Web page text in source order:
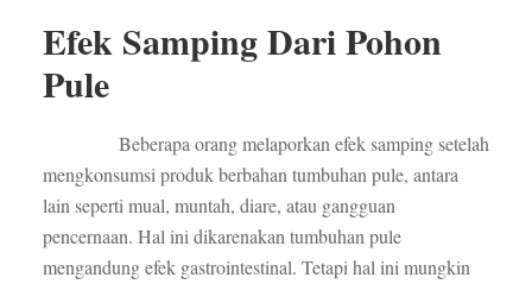
Efek Samping Dari Pohon
Pule
Beberapa orang melaporkan efek samping setelah
mengkonsumsi produk berbahan tumbuhan pule, antara
lain seperti mual, muntah, diare, atau gangguan
pencernaan. Hal ini dikarenakan tumbuhan pule
mengandung efek gastrointestinal. Tetapi hal ini mungkin